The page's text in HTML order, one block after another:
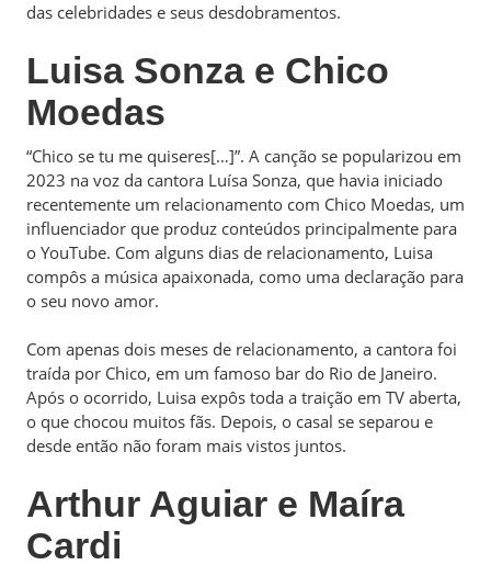
das celebridades e seus desdobramentos.
Luisa Sonza e Chico
Moedas
“Chico se tu me quiseres[…]”. A canção se popularizou em
2023 na voz da cantora Luísa Sonza, que havia iniciado
recentemente um relacionamento com Chico Moedas, um
influenciador que produz conteúdos principalmente para
o YouTube. Com alguns dias de relacionamento, Luisa
compôs a música apaixonada, como uma declaração para
o seu novo amor.
Com apenas dois meses de relacionamento, a cantora foi
traída por Chico, em um famoso bar do Rio de Janeiro.
Após o ocorrido, Luisa expôs toda a traição em TV aberta,
o que chocou muitos fãs. Depois, o casal se separou e
desde então não foram mais vistos juntos.
Arthur Aguiar e Maíra
Cardi